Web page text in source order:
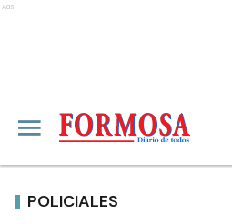
Ads
POLICIALES